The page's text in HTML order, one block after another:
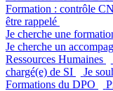
Formation : contrôle
être rappelé
Je cherche une
Je cherche un
Ressources Humaines
chargé(e) de SI
Je
Formations du DPO